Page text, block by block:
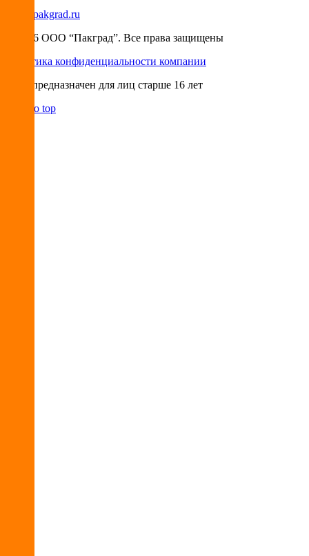
info@pakgrad.ru
© 2026 ООО “Пакград”. Все права защищены
Политика конфиденциальности компании
Сайт предназначен для лиц старше 16 лет
Back to top